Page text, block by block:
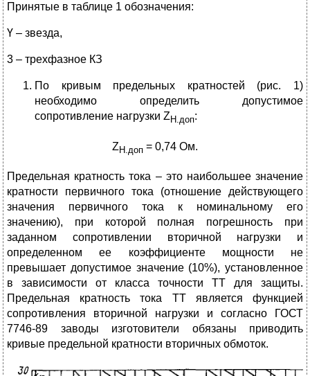
Принятые в таблице 1 обозначения:
Ү – звезда,
3 – трехфазное КЗ
По кривым предельных кратностей (рис. 1)
необходимо определить допустимое
сопротивление нагрузки Z Н.доп:
Z Н.доп = 0,74 Ом.
Предельная кратность тока – это наибольшее значение
кратности первичного тока (отношение действующего
значения первичного тока к номинальному его
значению), при которой полная погрешность при
заданном сопротивлении вторичной нагрузки и
определенном ее коэффициенте мощности не
превышает допустимое значение (10%), установленное
в зависимости от класса точности ТТ для защиты.
Предельная кратность тока ТТ является функцией
сопротивления вторичной нагрузки и согласно ГОСТ
7746-89 заводы изготовители обязаны приводить
кривые предельной кратности вторичных обмоток.